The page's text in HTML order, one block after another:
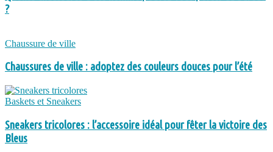
?
Chaussure de ville
Chaussures de ville : adoptez des couleurs douces pour l’été
Baskets et Sneakers
Sneakers tricolores : l’accessoire idéal pour fêter la victoire des
Bleus